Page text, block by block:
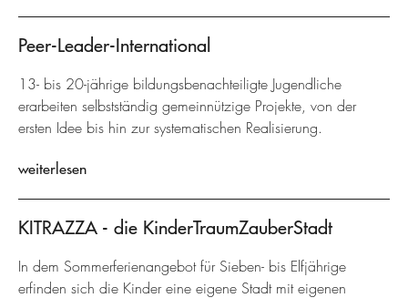
Peer-Leader-International
13- bis 20-jährige bildungsbenachteiligte Jugendliche
erarbeiten selbstständig gemeinnützige Projekte, von der
ersten Idee bis hin zur systematischen Realisierung.
weiterlesen
KITRAZZA - die KinderTraumZauberStadt
In dem Sommerferienangebot für Sieben- bis Elfjährige
erfinden sich die Kinder eine eigene Stadt mit eigenen